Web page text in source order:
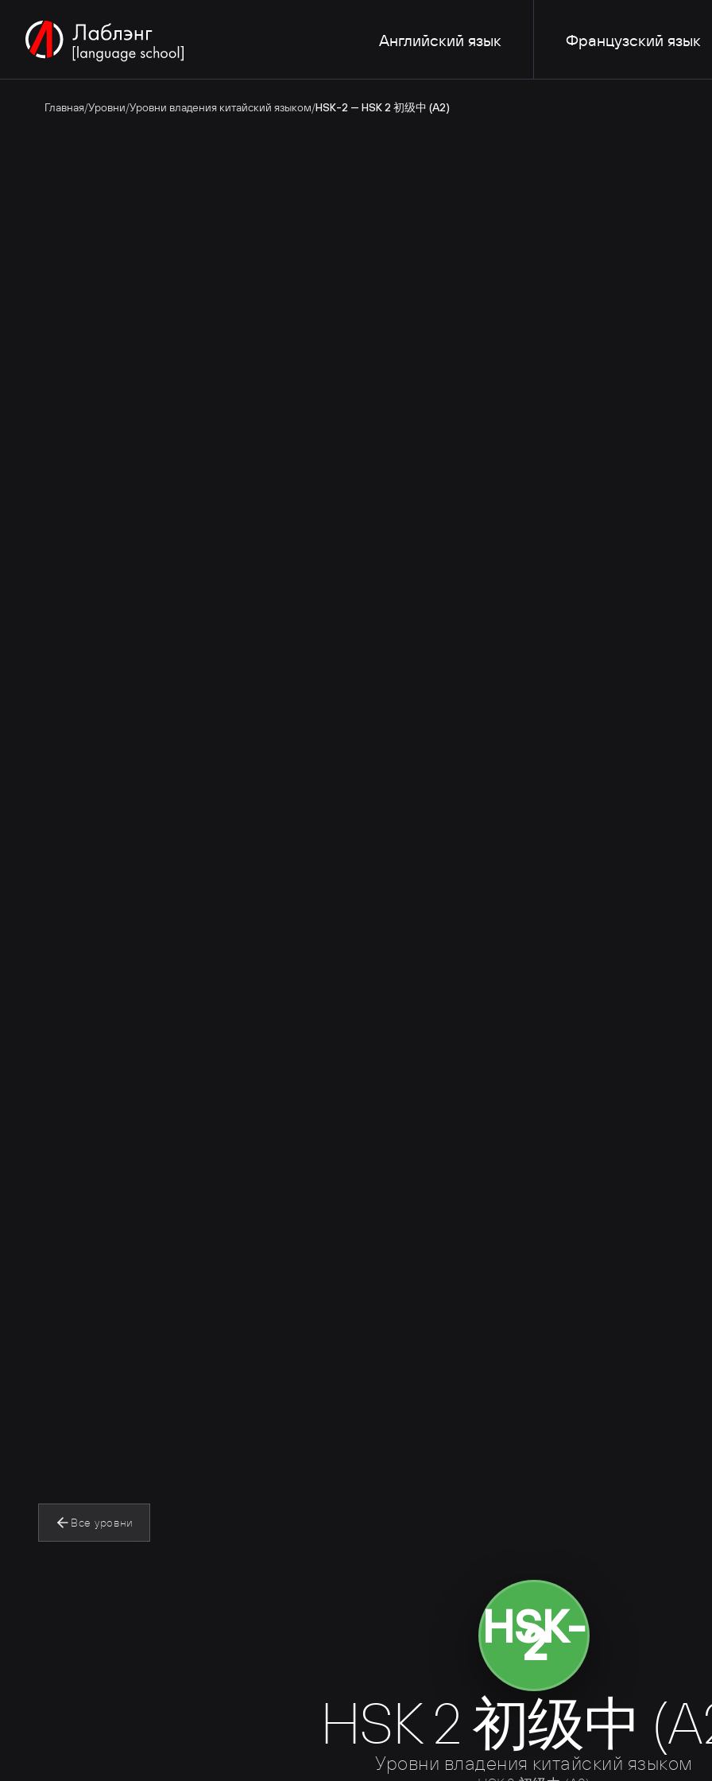
Английский язык Французский язык
Главная/Уровни/Уровни владения китайский языком/HSK-2 — HSK 2 初级中 (A2)
Все уровни
HSK-
2
HSK 2 初级中
Уровни владения китайский языком